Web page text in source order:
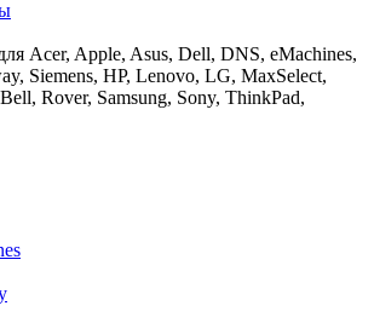
Acer, Apple, Asus, Dell, DNS, eMachines,
Siemens, HP, Lenovo, LG, MaxSelect,
Rover, Samsung, Sony, ThinkPad,